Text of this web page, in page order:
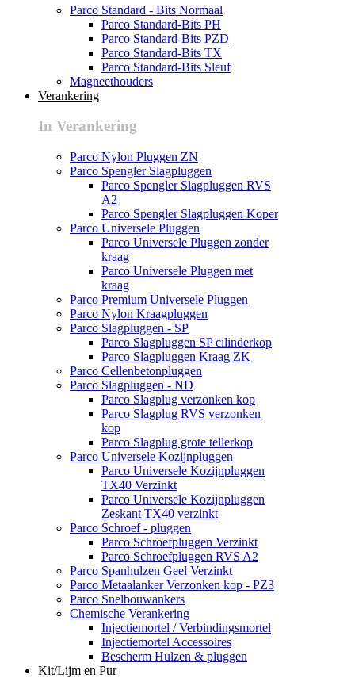
Parco Standard - Bits Normaal
Parco Standard-Bits PH
Parco Standard-Bits PZD
Parco Standard-Bits TX
Parco Standard-Bits Sleuf
Magneethouders
Verankering
In Verankering
Parco Nylon Pluggen ZN
Parco Spengler Slagpluggen
Parco Spengler Slagpluggen RVS
A2
Parco Spengler Slagpluggen Koper
Parco Universele Pluggen
Parco Universele Pluggen zonder
kraag
Parco Universele Pluggen met
kraag
Parco Premium Universele Pluggen
Parco Nylon Kraagpluggen
Parco Slagpluggen - SP
Parco Slagpluggen SP cilinderkop
Parco Slagpluggen Kraag ZK
Parco Cellenbetonpluggen
Parco Slagpluggen - ND
Parco Slagplug verzonken kop
Parco Slagplug RVS verzonken
kop
Parco Slagplug grote tellerkop
Parco Universele Kozijnpluggen
Parco Universele Kozijnpluggen
TX40 Verzinkt
Parco Universele Kozijnpluggen
Zeskant TX40 verzinkt
Parco Schroef - pluggen
Parco Schroefpluggen Verzinkt
Parco Schroefpluggen RVS A2
Parco Spanhulzen Geel Verzinkt
Parco Metaalanker Verzonken kop - PZ3
Parco Snelbouwankers
Chemische Verankering
Injectiemortel / Verbindingsmortel
Injectiemortel Accessoires
Bescherm Hulzen & pluggen
Kit/Lijm en Pur